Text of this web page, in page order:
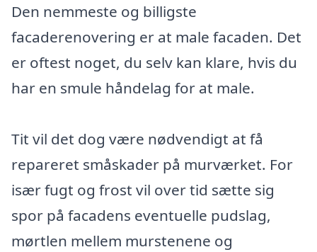
Den nemmeste og billigste
facaderenovering er at male facaden. Det
er oftest noget, du selv kan klare, hvis du
har en smule håndelag for at male.
Tit vil det dog være nødvendigt at få
repareret småskader på murværket. For
især fugt og frost vil over tid sætte sig
spor på facadens eventuelle pudslag,
mørtlen mellem murstenene og